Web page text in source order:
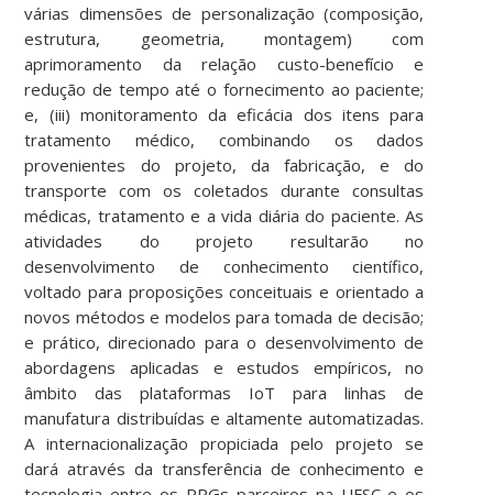
várias dimensões de personalização (composição,
estrutura, geometria, montagem) com
aprimoramento da relação custo-benefício e
redução de tempo até o fornecimento ao paciente;
e, (iii) monitoramento da eficácia dos itens para
tratamento médico, combinando os dados
provenientes do projeto, da fabricação, e do
transporte com os coletados durante consultas
médicas, tratamento e a vida diária do paciente. As
atividades do projeto resultarão no
desenvolvimento de conhecimento científico,
voltado para proposições conceituais e orientado a
novos métodos e modelos para tomada de decisão;
e prático, direcionado para o desenvolvimento de
abordagens aplicadas e estudos empíricos, no
âmbito das plataformas IoT para linhas de
manufatura distribuídas e altamente automatizadas.
A internacionalização propiciada pelo projeto se
dará através da transferência de conhecimento e